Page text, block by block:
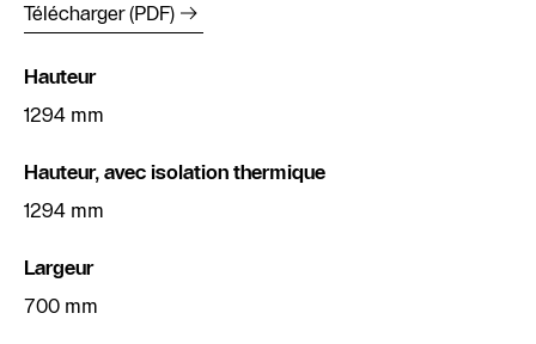
Télécharger (PDF)
Hauteur
1294 mm
Hauteur, avec isolation thermique
1294 mm
Largeur
700 mm